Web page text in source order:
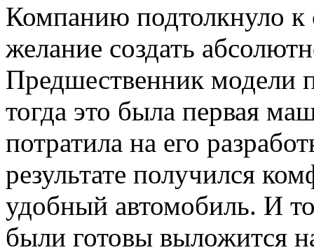
Компанию подтолкнуло к
желание создать
Предшественник модели
тогда это была первая
потратила на его
результате получился
удобный автомобиль. И
были готовы выложится